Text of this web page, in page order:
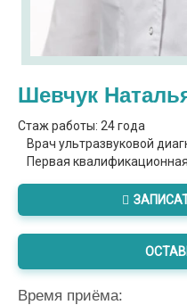
Шевчук
Стаж работы: 24 года
Врач ультразвуковой
Первая
Время приёма: